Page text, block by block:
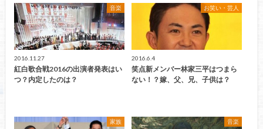
音楽
2016.11.27
紅白歌合戦2016の出演者発表はい
つ？内定したのは？
お笑い・芸人
2016.6.4
笑点新メンバー林家三平はつまら
ない！？嫁、父、兄、子供は？
家族 音楽